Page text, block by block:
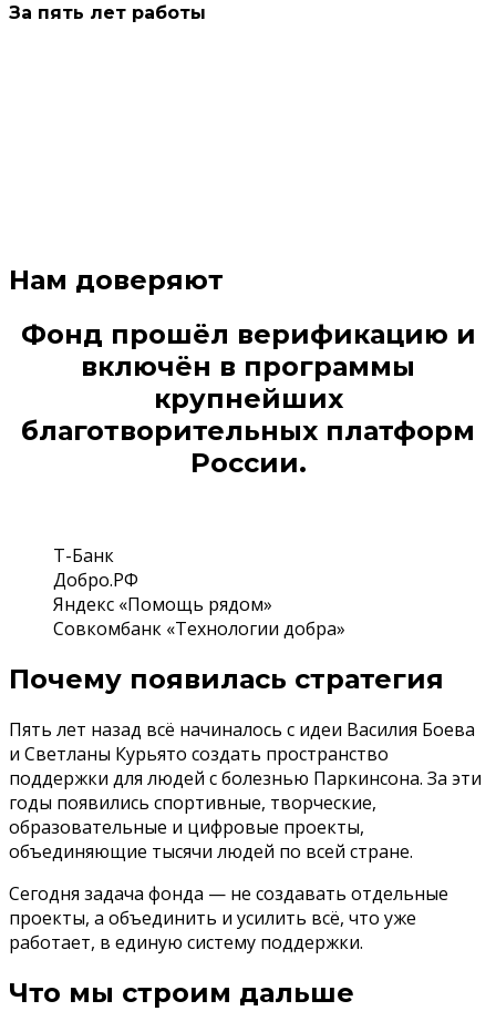
За пять лет работы
Нам доверяют
Фонд прошёл верификацию и
включён в программы
крупнейших
благотворительных платформ
России.
Т-Банк
Добро.РФ
Яндекс «Помощь рядом»
Совкомбанк «Технологии добра»
Почему появилась стратегия
Пять лет назад всё начиналось с идеи Василия Боева
и Светланы Курьято создать пространство
поддержки для людей с болезнью Паркинсона. За эти
годы появились спортивные, творческие,
образовательные и цифровые проекты,
объединяющие тысячи людей по всей стране.
Сегодня задача фонда — не создавать отдельные
проекты, а объединить и усилить всё, что уже
работает, в единую систему поддержки.
Что мы строим дальше